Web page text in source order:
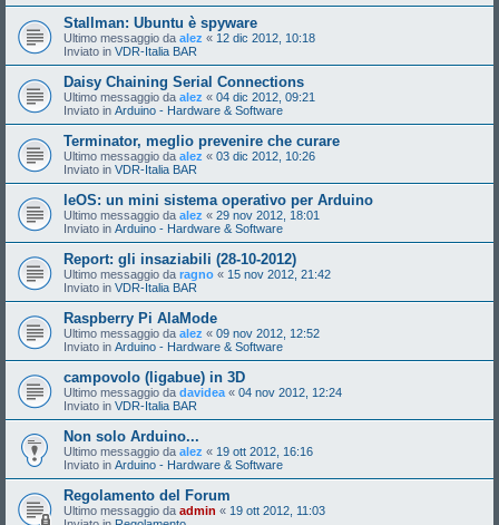
Stallman: Ubuntu è spyware
Ultimo messaggio da alez « 12 dic 2012, 10:18
Inviato in VDR-Italia BAR
Daisy Chaining Serial Connections
Ultimo messaggio da alez « 04 dic 2012, 09:21
Inviato in Arduino - Hardware & Software
Terminator, meglio prevenire che curare
Ultimo messaggio da alez « 03 dic 2012, 10:26
Inviato in VDR-Italia BAR
leOS: un mini sistema operativo per Arduino
Ultimo messaggio da alez « 29 nov 2012, 18:01
Inviato in Arduino - Hardware & Software
Report: gli insaziabili (28-10-2012)
Ultimo messaggio da ragno « 15 nov 2012, 21:42
Inviato in VDR-Italia BAR
Raspberry Pi AlaMode
Ultimo messaggio da alez « 09 nov 2012, 12:52
Inviato in Arduino - Hardware & Software
campovolo (ligabue) in 3D
Ultimo messaggio da davidea « 04 nov 2012, 12:24
Inviato in VDR-Italia BAR
Non solo Arduino...
Ultimo messaggio da alez « 19 ott 2012, 16:16
Inviato in Arduino - Hardware & Software
Regolamento del Forum
Ultimo messaggio da admin « 19 ott 2012, 11:03